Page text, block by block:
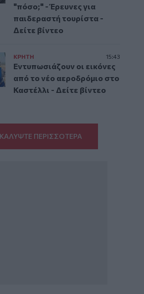
"πόσο;" - Έρευνες για
παιδεραστή τουρίστα -
Δείτε βίντεο
ΚΡΗΤΗ 15:43
Εντυπωσιάζουν οι εικόνες
από το νέο αεροδρόμιο στο
Καστέλλι - Δείτε βίντεο
ΠΕΡΙΣΣΟΤΕΡΑ